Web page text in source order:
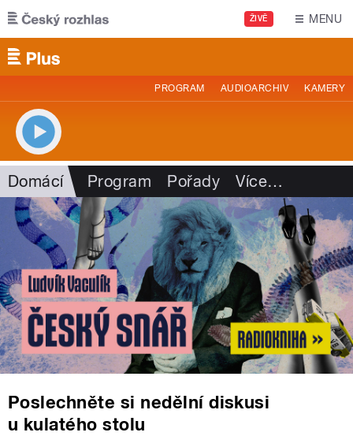
Přejít k hlavnímu obsahu
ŽIVĚ MENU
PROGRAM AUDIOARCHIV KAMERY
Domácí Program Pořady Více…
Poslechněte si nedělní diskusi
u kulatého stolu